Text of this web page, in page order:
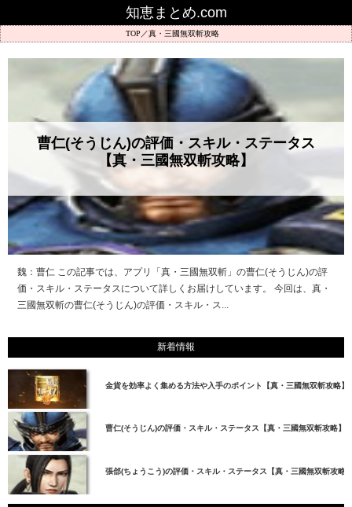
知恵まとめ.com
真・三國無双斬攻略
曹仁(そうじん)の評価・スキル・ステータス
【真・三國無双斬攻略】
魏：曹仁 この記事では、アプリ「真・三國無双斬」の曹仁(そうじん)の評
価・スキル・ステータスについて詳しくお届けしています。 今回は、真・
三國無双斬の曹仁(そうじん)の評価・スキル・ス...
新着情報
金貨を効率よく集める方法や入手のポイント【真・三國無双斬攻略】
曹仁(そうじん)の評価・スキル・ステータス【真・三國無双斬攻略】
張郃(ちょうこう)の評価・スキル・ステータス【真・三國無双斬攻略